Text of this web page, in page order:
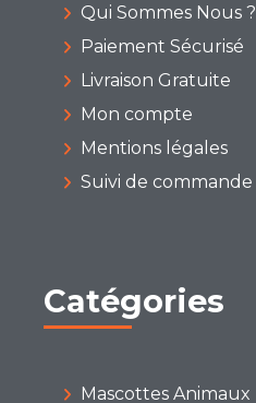
Qui Sommes Nous ?
Paiement Sécurisé
Livraison Gratuite
Mon compte
Mentions légales
Suivi de commande
Catégories
Mascottes Animaux